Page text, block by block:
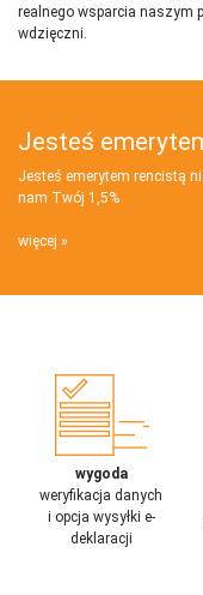
realnego wsparcia naszym
wdzięczni.
Jesteś
Jesteś emerytem rencistą
nam Twój 1,5%
więcej
wygoda
weryfikacja danych
i opcja wysyłki e-
deklaracji